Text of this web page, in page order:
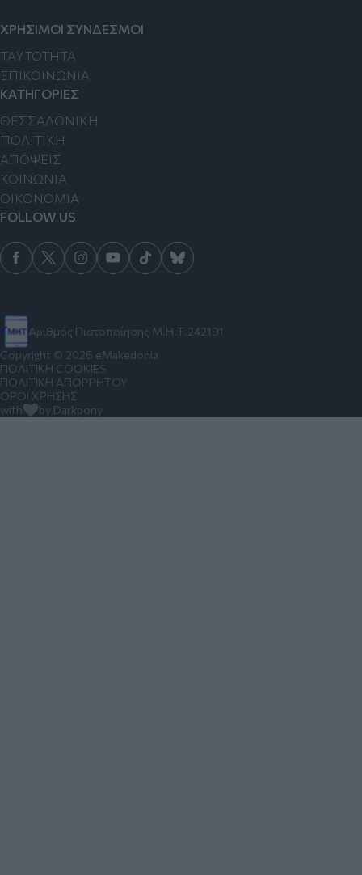
Αριθμός Πιστοποίησης Μ.Η.Τ.242191
ΧΡΗΣΙΜΟΙ ΣΥΝΔΕΣΜΟΙ
TAYTOTHTA
ΕΠΙΚΟΙΝΩΝΙΑ
ΚΑΤΗΓΟΡΙΕΣ
ΘΕΣΣΑΛΟΝΙΚΗ
ΠΟΛΙΤΙΚΗ
ΑΠΟΨΕΙΣ
ΚΟΙΝΩΝΙΑ
ΟΙΚΟΝΟΜΙΑ
FOLLOW US
Copyright © 2026 eMakedonia
ΠΟΛΙΤΙΚΗ COOKIES
ΠΟΛΙΤΙΚΗ ΑΠΟΡΡΗΤΟΥ
ΟΡΟΙ ΧΡΗΣΗΣ
with
by Darkpony